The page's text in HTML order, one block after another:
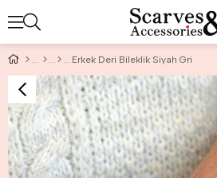
Erkek Deri Bileklik Siyah Gri